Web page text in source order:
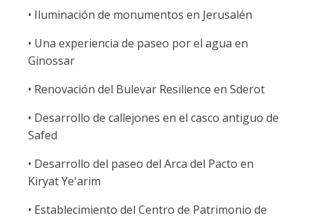
• Iluminación de monumentos en Jerusalén
• Una experiencia de paseo por el agua en
Ginossar
• Renovación del Bulevar Resilience en Sderot
• Desarrollo de callejones en el casco antiguo de
Safed
• Desarrollo del paseo del Arca del Pacto en
Kiryat Ye'arim
• Establecimiento del Centro de Patrimonio de